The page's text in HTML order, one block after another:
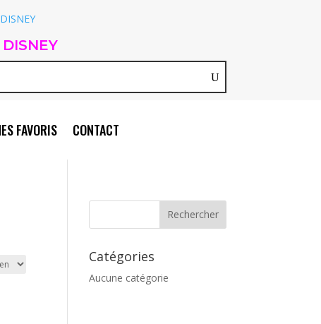
DISNEY
FAVORIS CONTACT
Catégories
Aucune catégorie